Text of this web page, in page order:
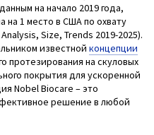
на начало 2019 года,
на 1 место в США по охвату
Size, Trends 2019-2025).
известной концепции
протезирования на скуловых
покрытия для ускоренной
Nobel Biocare – это
решение в любой